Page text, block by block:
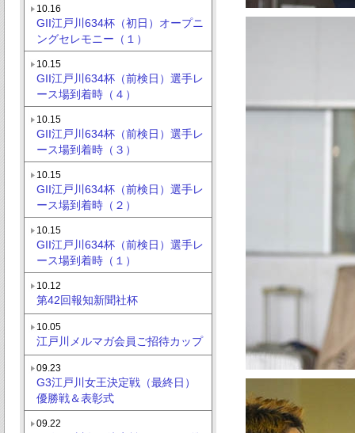
10.16
GII江戸川634杯（初日）オープニ
ングセレモニー（１）
10.15
GII江戸川634杯（前検日）選手レ
ース場到着時（４）
10.15
GII江戸川634杯（前検日）選手レ
ース場到着時（３）
10.15
GII江戸川634杯（前検日）選手レ
ース場到着時（２）
10.15
GII江戸川634杯（前検日）選手レ
ース場到着時（１）
10.12
第42回報知新聞社杯
10.05
江戸川メルマガ会員ご招待カップ
09.23
G3江戸川女王決定戦（最終日）
優勝戦＆表彰式
09.22